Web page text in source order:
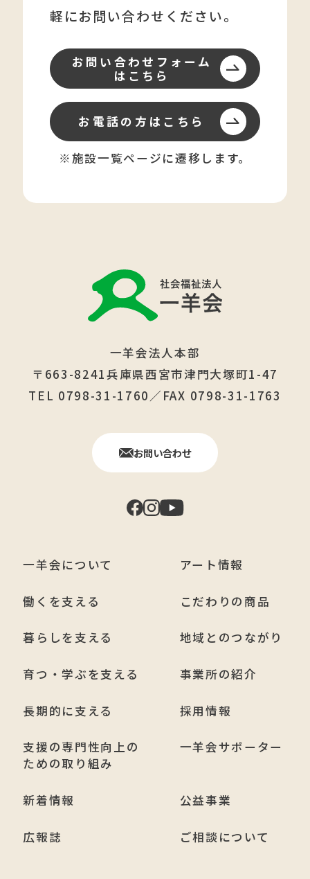
軽にお問い合わせください。
お問い合わせフォーム
はこちら
お電話の方はこちら
※施設一覧ページに遷移します。
一羊会法人本部
〒663-8241兵庫県西宮市津門大塚町1-47
TEL 0798-31-1760／FAX 0798-31-1763
お問い合わせ
一羊会について
働くを支える
暮らしを支える
育つ・学ぶを支える
長期的に支える
支援の専門性向上の
ための取り組み
新着情報
広報誌
アート情報
こだわりの商品
地域とのつながり
事業所の紹介
採用情報
一羊会サポーター
公益事業
ご相談について